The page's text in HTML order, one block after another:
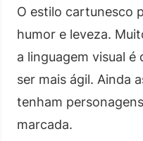
O estilo cartunesco
humor e leveza.
a linguagem visual
ser mais ágil. Ainda
tenham
marcada.